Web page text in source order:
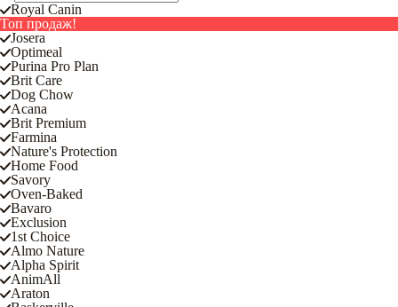
Royal Canin
Топ продаж!
Josera
Optimeal
Purina Pro Plan
Brit Care
Dog Chow
Acana
Brit Premium
Farmina
Nature's Protection
Home Food
Savory
Oven-Baked
Bavaro
Exclusion
1st Choice
Almo Nature
Alpha Spirit
AnimAll
Araton